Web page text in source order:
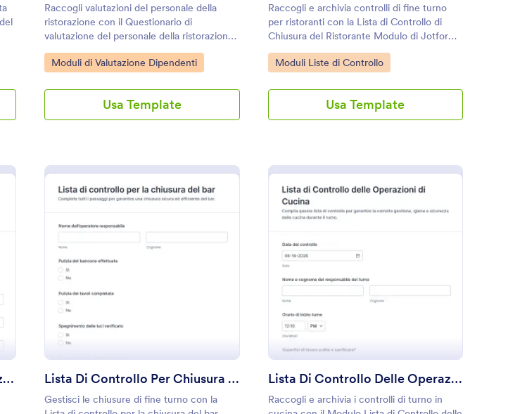
Raccogli valutazioni del personale della
ristorazione con il Questionario di
valutazione del personale della ristorazione
Modulo, utile a titolari e responsabili per
analizzare prestazioni, documentare
Go to Category:
Moduli di Valutazione Dipendenti
Usa Template
Raccogli e archivia controlli di fine turno
per ristoranti con la Lista di Controllo di
Chiusura del Ristorante Modulo di Jotform,
utile a responsabili e capi turno per
standardizzare le procedure e migliorare la
Go to Category:
Moduli Liste di Controllo
Usa Template
Di Ispezione Di Sicurezza Del Ristorante
Modulo Di Ispezione Di Sicurezza Del Ristorante
: Lista Di Controllo Per Chiusura Del Barman
Lista Di Controllo Per Chiusura Del Barman
Gestisci le chiusure di fine turno con la
Anteprima
Lista Di Controllo Delle Operazioni Di Cucina
Raccogli e archivia i controlli di turno in